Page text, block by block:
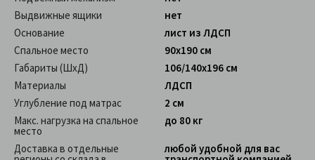
Выдвижные ящики
нет
Основание
лист из ЛДСП
Спальное место
90x190 см
Габариты (ШхД)
106/140x196 см
Материалы
ЛДСП
Углубление под матрас
2 см
Макс. нагрузка на спальное
место
до 80 кг
Доставка в отдельные любой удобной для вас